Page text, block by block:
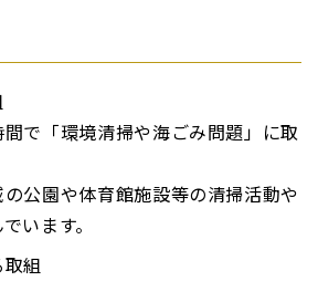
間で「環境清掃や海ごみ問題」に取
の公園や体育館施設等の清掃活動や
います。
組